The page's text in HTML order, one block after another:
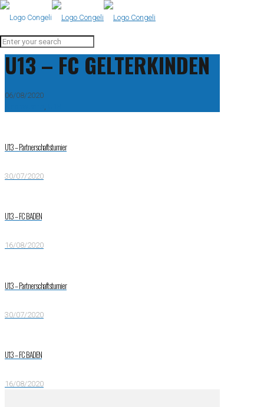
U13 – FC GELTERKINDEN
06/08/2020
,
U13 – Partnerschaftsturnier
30/07/2020
U13 – FC BADEN
16/08/2020
U13 – Partnerschaftsturnier
30/07/2020
U13 – FC BADEN
16/08/2020